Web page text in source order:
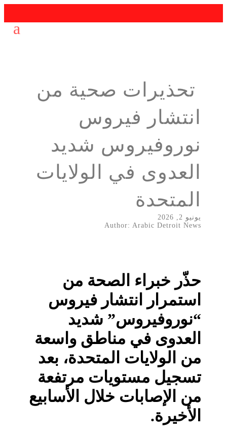
تحذيرات صحية من
انتشار فيروس
نوروفيروس شديد
العدوى في الولايات
المتحدة
يونيو 2, 2026
Author: Arabic Detroit News
حذّر خبراء الصحة من
استمرار انتشار فيروس
“نوروفيروس” شديد
العدوى في مناطق واسعة
من الولايات المتحدة، بعد
تسجيل مستويات مرتفعة
من الإصابات خلال الأسابيع
الأخيرة.